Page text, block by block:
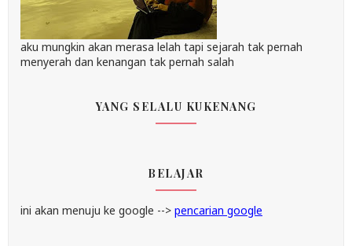
aku mungkin akan merasa lelah tapi sejarah tak pernah
menyerah dan kenangan tak pernah salah
YANG SELALU KUKENANG
BELAJAR
ini akan menuju ke google --> pencarian google